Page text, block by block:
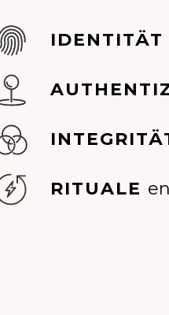
IDENTITÄT
RITUALE